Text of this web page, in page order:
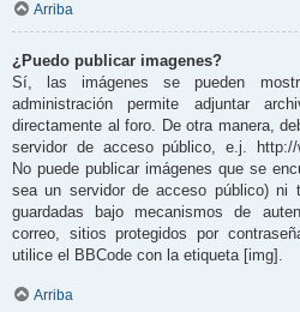
Arriba
¿Puedo publicar imagenes?
Sí, las imágenes se pueden
administración permite adjuntar
directamente al foro. De otra manera,
servidor de acceso público, e.j. http://
No puede publicar imágenes que se
sea un servidor de acceso público) ni
guardadas bajo mecanismos de
correo, sitios protegidos por
utilice el BBCode con la etiqueta [img].
Arriba